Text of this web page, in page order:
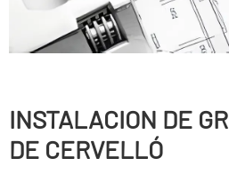
INSTALACION DE
DE CERVELLÓ